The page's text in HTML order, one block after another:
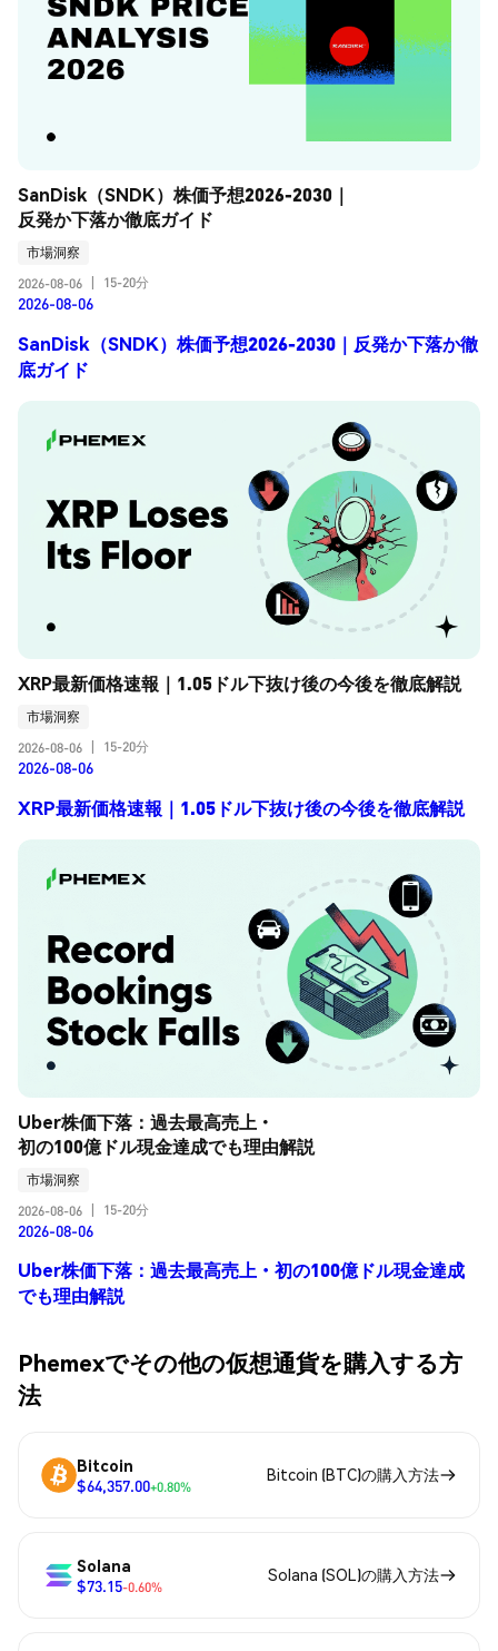
SanDisk（SNDK）株価予想2026-2030｜
反発か下落か徹底ガイド
市場洞察
2026-08-06
15-20分
2026-08-06
SanDisk（SNDK）株価予想2026-2030｜反発か下落か徹
底ガイド
XRP最新価格速報｜1.05ドル下抜け後の今後を徹底解説
市場洞察
2026-08-06
15-20分
2026-08-06
XRP最新価格速報｜1.05ドル下抜け後の今後を徹底解説
Uber株価下落：過去最高売上・
初の100億ドル現金達成でも理由解説
市場洞察
2026-08-06
15-20分
2026-08-06
Uber株価下落：過去最高売上・初の100億ドル現金達成
でも理由解説
Phemexでその他の仮想通貨を購入する方
法
Bitcoin
$64,357.00+0.80%
Bitcoin (BTC)の購入方法
Solana
$73.15-0.60%
Solana (SOL)の購入方法